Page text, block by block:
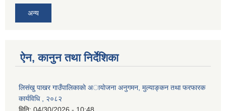
अन्य
ऐन, कानुन तथा निर्देशिका
लिसंखु पाखर गाउँपालिकाकाे अायाेजना अनुगमन, मुल्याङ्कन तथा फरफारक
कार्यविधि , २०८२
मिति: 04/30/2026 - 10:48